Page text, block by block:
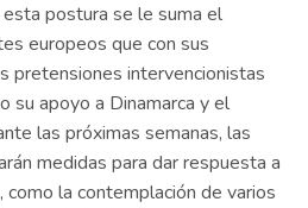
postura se le suma el
europeos que con sus
pretensiones intervencionistas
su apoyo a Dinamarca y el
las próximas semanas, las
medidas para dar respuesta a
como la contemplación de varios